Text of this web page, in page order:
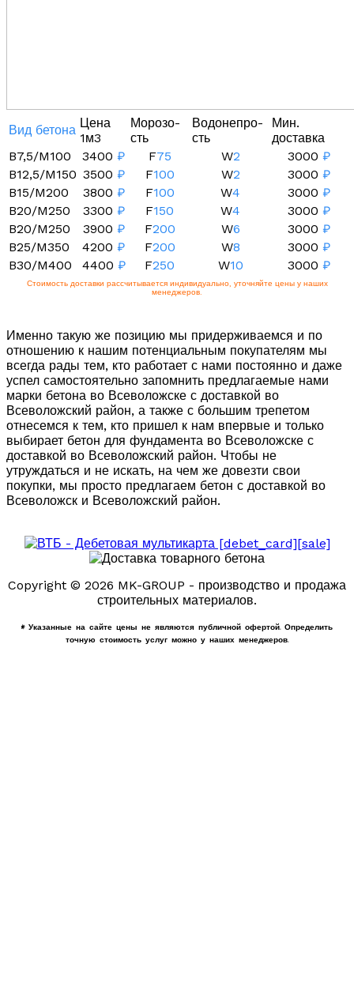
Вид бетона Цена
1м3
Морозо-
сть
Водонепро-
сть
Мин.
доставка
B7,5/M100
3400 ₽ F75 W2 3000 ₽
B12,5/M150 3500 ₽ F100 W2 3000 ₽
B15/M200
3800 ₽ F100 W4 3000 ₽
B20/M250
3300 ₽ F150 W4 3000 ₽
B20/M250
3900 ₽ F200 W6 3000 ₽
B25/M350
4200 ₽ F200 W8 3000 ₽
B30/M400
4400 ₽ F250 W10 3000 ₽
Стоимость доставки рассчитывается индивидуально, уточняйте цены у наших
менеджеров.
Именно такую же позицию мы придерживаемся и по
отношению к нашим потенциальным покупателям мы
всегда рады тем, кто работает с нами постоянно и даже
успел самостоятельно запомнить предлагаемые нами
марки бетона во Всеволожске с доставкой во
Всеволожский район, а также с большим трепетом
отнесемся к тем, кто пришел к нам впервые и только
выбирает бетон для фундамента во Всеволожске с
доставкой во Всеволожский район. Чтобы не
утруждаться и не искать, на чем же довезти свои
покупки, мы просто предлагаем бетон с доставкой во
Всеволожск и Всеволожский район.
Copyright © 2026 MK-GROUP - производство и продажа
строительных материалов.
* Указанные на сайте цены не являются публичной офертой. Определить
точную стоимость услуг можно у наших менеджеров.